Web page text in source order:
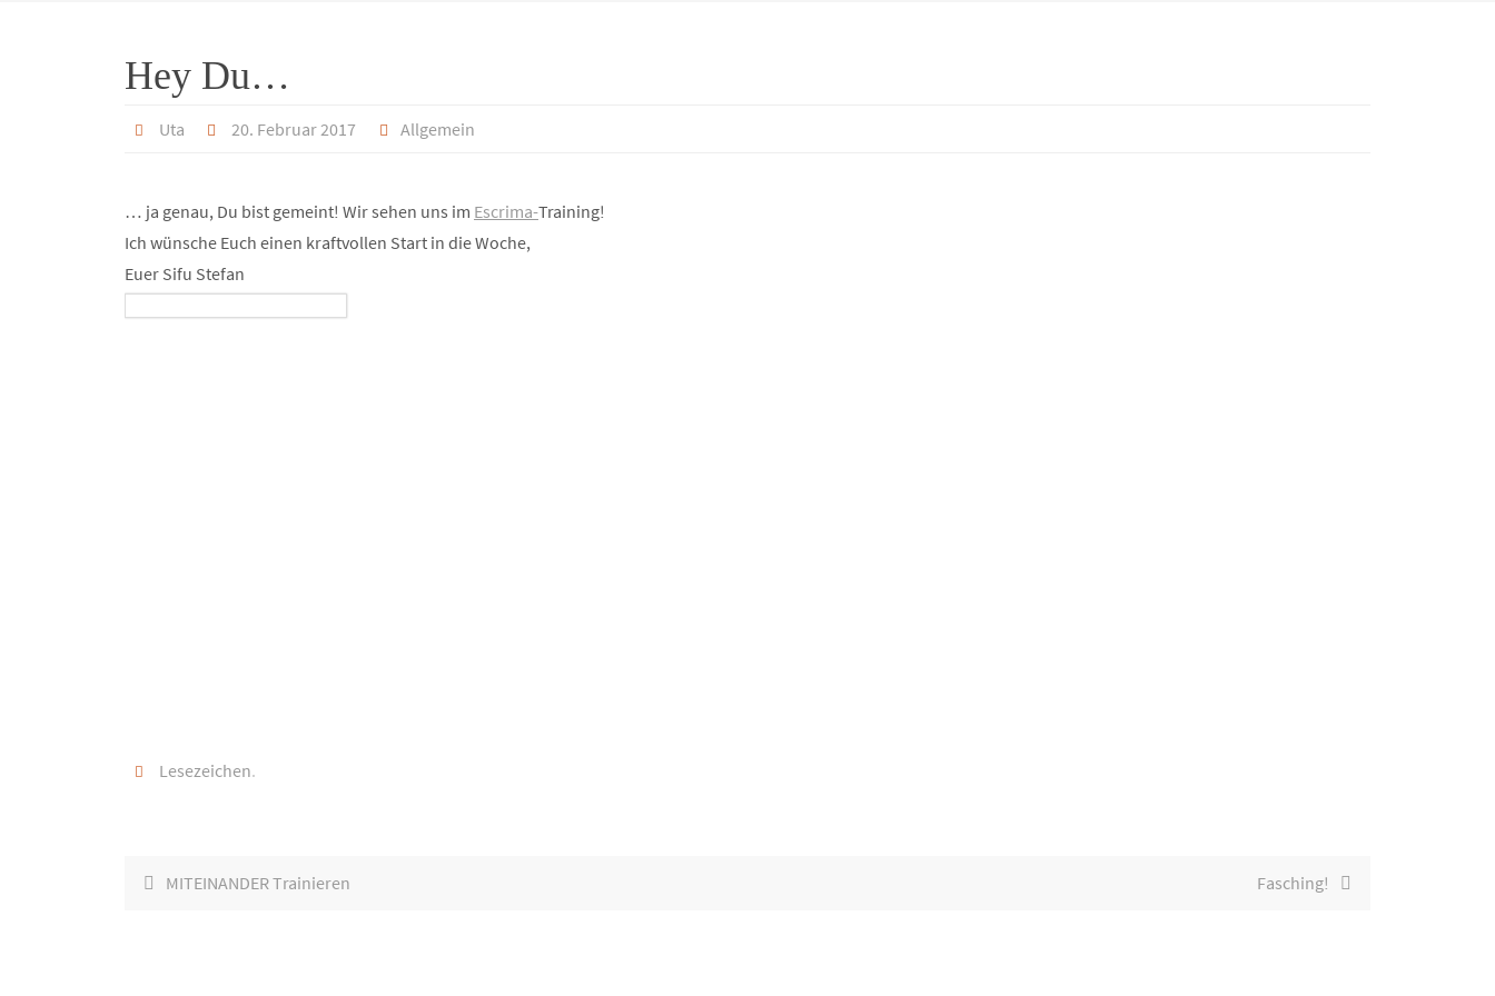
Hey Du…
Uta 20. Februar 2017 Allgemein
… ja genau, Du bist gemeint! Wir sehen uns im Escrima-Training!
Ich wünsche Euch einen kraftvollen Start in die Woche,
Euer Sifu Stefan
Lesezeichen.
MITEINANDER Trainieren Fasching!